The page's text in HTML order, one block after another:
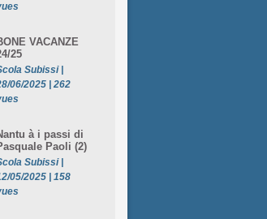
VACANZE
25
Subissi |
06/2025 | 262
à i passi di
Paoli (2)
Subissi |
05/2025 | 158